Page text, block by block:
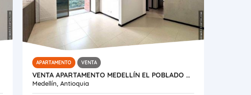
APARTAMENTO VENTA
VENTA APARTAMENTO MEDELLÍN EL POBLADO LOMA MARIANITO
Medellín, Antioquia